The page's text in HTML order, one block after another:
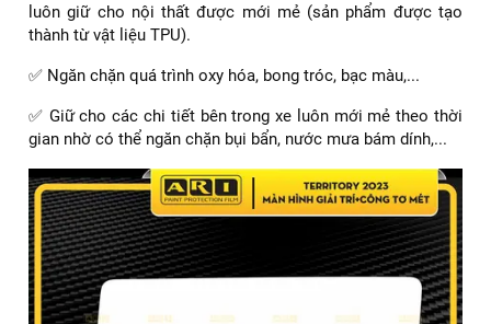
luôn giữ cho nội thất được mới mẻ (sản phẩm được tạo
thành từ vật liệu TPU).
✅ Ngăn chặn quá trình oxy hóa, bong tróc, bạc màu,...
✅ Giữ cho các chi tiết bên trong xe luôn mới mẻ theo thời
gian nhờ có thể ngăn chặn bụi bẩn, nước mưa bám dính,...